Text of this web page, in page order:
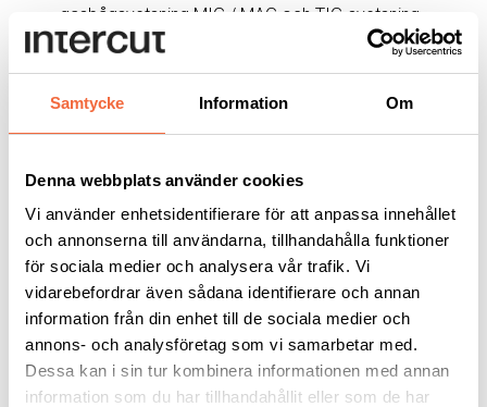
Samtycke Information Om
Denna webbplats använder cookies
Vi använder enhetsidentifierare för att anpassa innehållet
och annonserna till användarna, tillhandahålla funktioner
för sociala medier och analysera vår trafik. Vi
vidarebefordrar även sådana identifierare och annan
information från din enhet till de sociala medier och
annons- och analysföretag som vi samarbetar med.
Dessa kan i sin tur kombinera informationen med annan
information som du har tillhandahållit eller som de har
gasbågsvetsning MIG / MAG och TIG-svetsning
(GTAW)
Bomavstånd: 900 – 5 900 mm
MER INFORMATION
Trond Hansen
+46 8 550 512 06
+46 70 570 7384
trond.hansen@beijerind.se
Ladda ner:
Tekniskt dokument MD 5×5